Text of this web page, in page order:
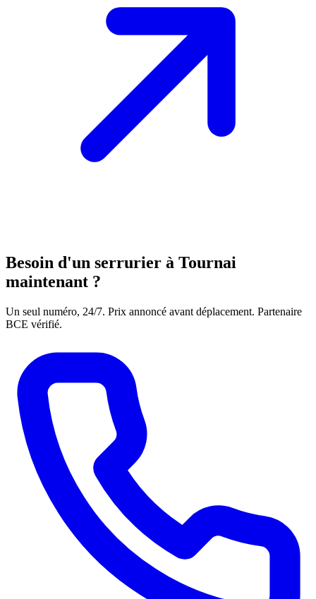
Besoin d'un serrurier à Tournai
maintenant ?
Un seul numéro, 24/7. Prix annoncé avant déplacement. Partenaire
BCE vérifié.